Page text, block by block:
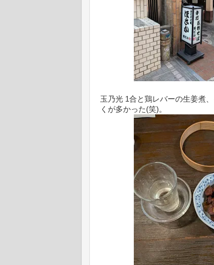
玉乃光 1合と鶏レバーの生姜煮
くが多かった(笑)。